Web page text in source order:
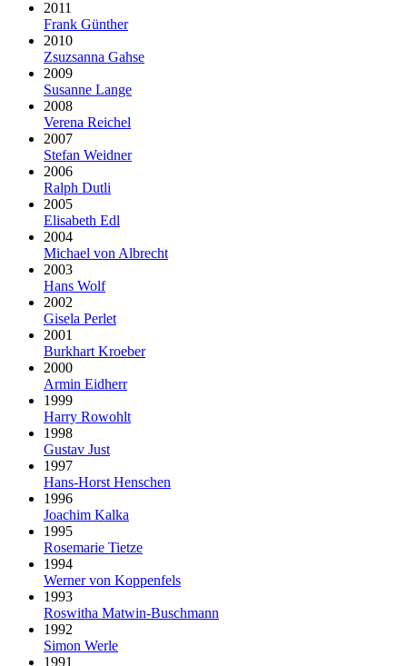
2011
Frank Günther
2010
Zsuzsanna Gahse
2009
Susanne Lange
2008
Verena Reichel
2007
Stefan Weidner
2006
Ralph Dutli
2005
Elisabeth Edl
2004
Michael von Albrecht
2003
Hans Wolf
2002
Gisela Perlet
2001
Burkhart Kroeber
2000
Armin Eidherr
1999
Harry Rowohlt
1998
Gustav Just
1997
Hans-Horst Henschen
1996
Joachim Kalka
1995
Rosemarie Tietze
1994
Werner von Koppenfels
1993
Roswitha Matwin-Buschmann
1992
Simon Werle
1991